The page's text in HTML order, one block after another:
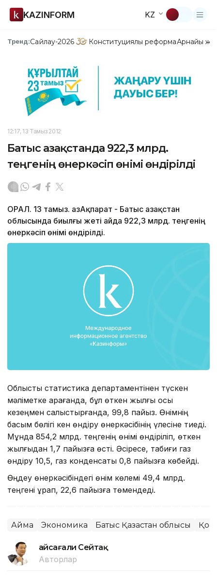
KAZINFORM KZ
Тренд:Сайлау-2026 Конституциялық реформаАрнайы
12:17, 13 Тамыз 2012
Батыс Қазақстанда 922,3 млрд.
теңгенің өнеркәсіп өнімі өндірілді
ОРАЛ. 13 тамыз. ҚазАқпарат - Батыс Қазақстан
облысында биылғы жеті айда 922,3 млрд. теңгенің
өнеркәсіп өнімі өндірілді.
Облыстық статистика департаментінен түскен
мәліметке қарағанда, бұл өткен жылғы осы
кезеңмен салыстырғанда, 99,8 пайыз. Өнімнің
басым бөлігі кен өндіру өнеркәсібінің үлесіне тиеді.
Мұнда 854,2 млрд. теңгенің өнімі өндіріліп, өткен
жылғыдан 1,7 пайызға өсті. Әсіресе, табиғи газ
өндіру 10,5, газ конденсаты 0,8 пайызға көбейді.
Өңдеу өнеркәсібіндегі өнім көлемі 49,4 млрд.
теңгені құрап, 22,6 пайызға төмендеді.
Аймақ Экономика Батыс Қазақстан облысы
Ғайсағали Сейтақ
Авторлар